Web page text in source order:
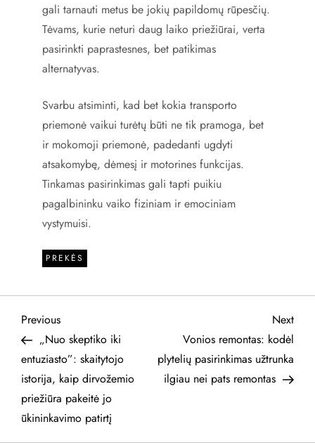
gali tarnauti metus be jokių papildomų rūpesčių.
Tėvams, kurie neturi daug laiko priežiūrai, verta
pasirinkti paprastesnes, bet patikimas
alternatyvas.
Svarbu atsiminti, kad bet kokia transporto
priemonė vaikui turėtų būti ne tik pramoga, bet
ir mokomoji priemonė, padedanti ugdyti
atsakomybę, dėmesį ir motorines funkcijas.
Tinkamas pasirinkimas gali tapti puikiu
pagalbininku vaiko fiziniam ir emociniam
vystymuisi.
PREKĖS
N
a
v
i
Previous
Post
Previous
„Nuo skeptiko iki
entuziasto”: skaitytojo
istorija, kaip dirvožemio
priežiūra pakeitė jo
ūkininkavimo patirtį
Next
Next
Vonios remontas: kodėl
plytelių pasirinkimas užtrunka
ilgiau nei pats remontas